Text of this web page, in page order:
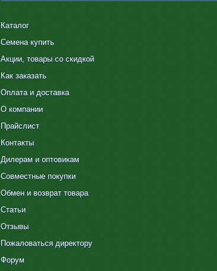
Каталог
Семена купить
Акции, товары со скидкой
Как заказать
Оплата и доставка
О компании
Прайслист
Контакты
Дилерам и оптовикам
Совместные покупки
Обмен и возврат товара
Статьи
Отзывы
Пожаловаться директору
Форум